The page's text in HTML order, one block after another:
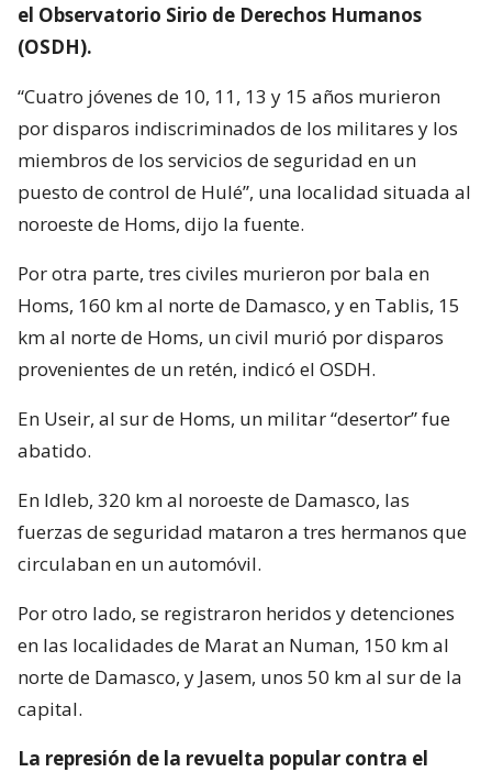
el Observatorio Sirio de Derechos Humanos
(OSDH).
“Cuatro jóvenes de 10, 11, 13 y 15 años murieron
por disparos indiscriminados de los militares y los
miembros de los servicios de seguridad en un
puesto de control de Hulé”, una localidad situada al
noroeste de Homs, dijo la fuente.
Por otra parte, tres civiles murieron por bala en
Homs, 160 km al norte de Damasco, y en Tablis, 15
km al norte de Homs, un civil murió por disparos
provenientes de un retén, indicó el OSDH.
En Useir, al sur de Homs, un militar “desertor” fue
abatido.
En Idleb, 320 km al noroeste de Damasco, las
fuerzas de seguridad mataron a tres hermanos que
circulaban en un automóvil.
Por otro lado, se registraron heridos y detenciones
en las localidades de Marat an Numan, 150 km al
norte de Damasco, y Jasem, unos 50 km al sur de la
capital.
La represión de la revuelta popular contra el